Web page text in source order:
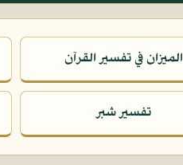
الميزان في تفسير القرآن
تفسير شبر